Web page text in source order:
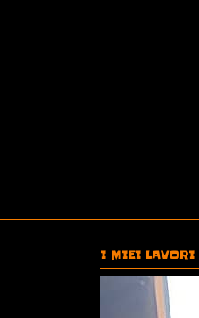
I MIEI LAVORI